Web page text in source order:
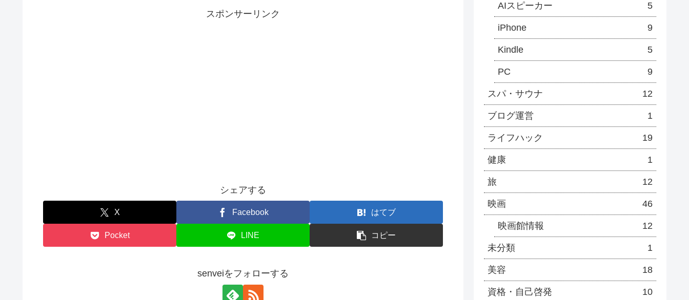
スポンサーリンク
シェアする
X Facebook はてブ
Pocket LINE コピー
senveiをフォローする
AIスピーカー 5
iPhone 9
Kindle 5
PC 9
スパ・サウナ 12
ブログ運営 1
ライフハック 19
健康 1
旅 12
映画 46
映画館情報 12
未分類 1
美容 18
資格・自己啓発 10